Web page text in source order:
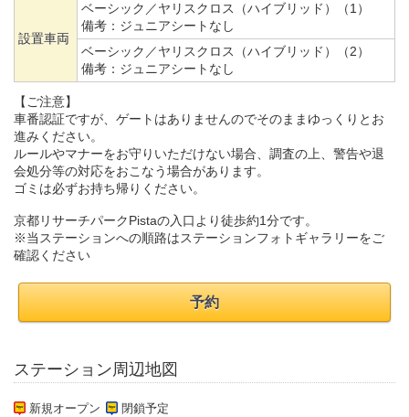
設置車両
ベーシック／ヤリスクロス（ハイブリッド）（1）
備考： ジュニアシートなし
ベーシック／ヤリスクロス（ハイブリッド）（2）
備考： ジュニアシートなし
【ご注意】
車番認証ですが、ゲートはありませんのでそのままゆっくりとお
進みください。
ルールやマナーをお守りいただけない場合、調査の上、警告や退
会処分等の対応をおこなう場合があります。
ゴミは必ずお持ち帰りください。
京都リサーチパークPistaの入口より徒歩約1分です。
※当ステーションへの順路はステーションフォトギャラリーをご
確認ください
予約
ステーション周辺地図
新規オープン 閉鎖予定